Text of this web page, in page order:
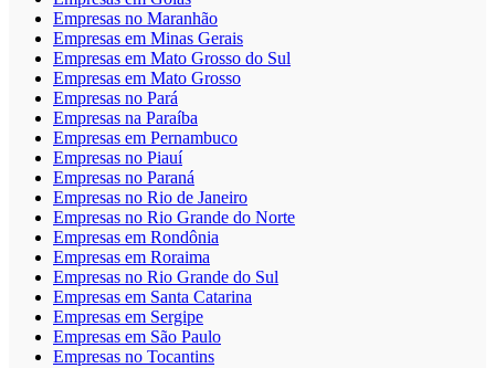
Empresas no Maranhão
Empresas em Minas Gerais
Empresas em Mato Grosso do Sul
Empresas em Mato Grosso
Empresas no Pará
Empresas na Paraíba
Empresas em Pernambuco
Empresas no Piauí
Empresas no Paraná
Empresas no Rio de Janeiro
Empresas no Rio Grande do Norte
Empresas em Rondônia
Empresas em Roraima
Empresas no Rio Grande do Sul
Empresas em Santa Catarina
Empresas em Sergipe
Empresas em São Paulo
Empresas no Tocantins